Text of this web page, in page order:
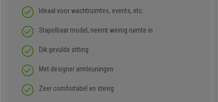
Ideaal voor wachtruimtes, events, etc.
Stapelbaar model, neemt weinig ruimte in
Dik gevulde zitting
Met designer armleuningen
Zeer comfortabel en stevig